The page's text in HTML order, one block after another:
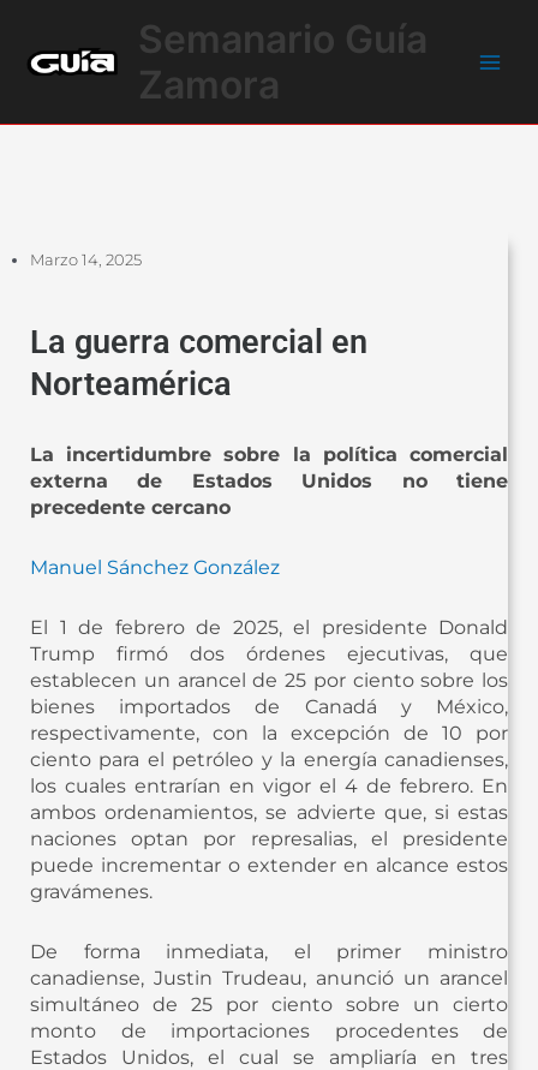
contenido
Semanario Guía
Zamora
Marzo 14, 2025
La guerra comercial en
Norteamérica
La incertidumbre sobre la política comercial
externa de Estados Unidos no tiene
precedente cercano
Manuel Sánchez González
El 1 de febrero de 2025, el presidente Donald
Trump firmó dos órdenes ejecutivas, que
establecen un arancel de 25 por ciento sobre los
bienes importados de Canadá y México,
respectivamente, con la excepción de 10 por
ciento para el petróleo y la energía canadienses,
los cuales entrarían en vigor el 4 de febrero. En
ambos ordenamientos, se advierte que, si estas
naciones optan por represalias, el presidente
puede incrementar o extender en alcance estos
gravámenes.
De forma inmediata, el primer ministro
canadiense, Justin Trudeau, anunció un arancel
simultáneo de 25 por ciento sobre un cierto
monto de importaciones procedentes de
Estados Unidos, el cual se ampliaría en tres